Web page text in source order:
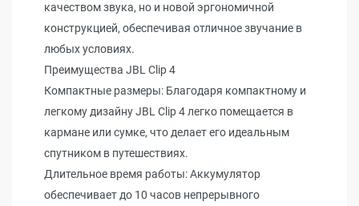
качеством звука, но и новой эргономичной
конструкцией, обеспечивая отличное звучание в
любых условиях.
Преимущества JBL Clip 4
Компактные размеры: Благодаря компактному и
легкому дизайну JBL Clip 4 легко помещается в
кармане или сумке, что делает его идеальным
спутником в путешествиях.
Длительное время работы: Аккумулятор
обеспечивает до 10 часов непрерывного